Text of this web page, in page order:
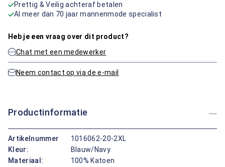
Prettig & Veilig achteraf betalen
Al meer dan 70 jaar mannenmode specialist
Heb je een vraag over dit product?
Chat met een medewerker
Neem contact op via de e-mail
Productinformatie
Artikelnummer
1016062-20-2XL
Kleur:
Blauw/Navy
Materiaal:
100% Katoen